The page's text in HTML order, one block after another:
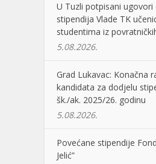
U Tuzli potpisani ugovori
stipendija Vlade TK
studentima iz
5.08.2026.
Grad Lukavac: Konačna
kandidata za dodjelu
šk./ak. 2025/26. godinu
5.08.2026.
Povećane stipendije
Jelić”